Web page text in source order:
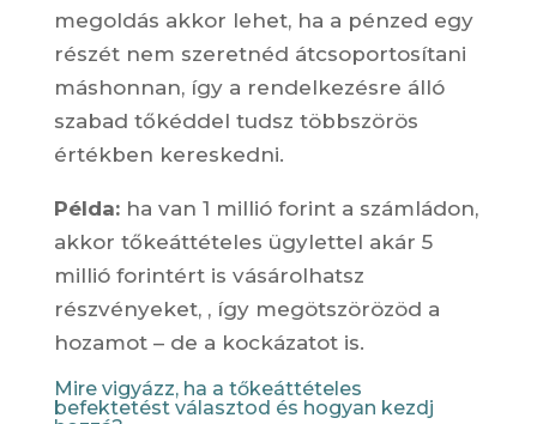
megoldás akkor lehet, ha a pénzed egy
részét nem szeretnéd átcsoportosítani
máshonnan, így a rendelkezésre álló
szabad tőkéddel tudsz többszörös
értékben kereskedni.
Példa:ha van 1 millió forint a számládon,
akkor tőkeáttételes ügylettel akár 5
millió forintért is vásárolhatsz
részvényeket, , így megötszörözöd a
hozamot – de a kockázatot is.
Mire vigyázz, ha a tőkeáttételes
befektetést választod és hogyan kezdj